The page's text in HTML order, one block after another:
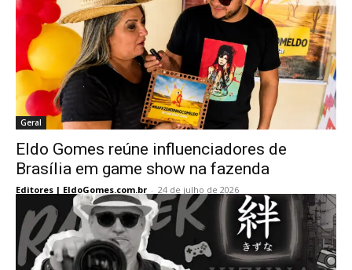
Geral
Eldo Gomes reúne influenciadores de
Brasília em game show na fazenda
Editores | EldoGomes.com.br - 24 de julho de 2026